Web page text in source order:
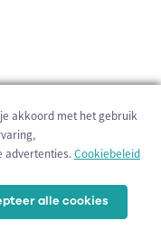
akkoord met het gebruik
advertenties.Cookiebeleid
alle cookies